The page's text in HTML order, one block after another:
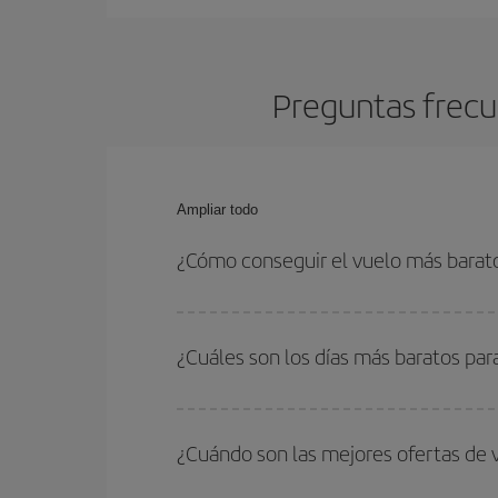
Preguntas
Ampliar todo
¿Cómo conseguir el vuelo más
fechas y horarios de ida y vuelta.
¿Cuáles son los días más baratos
quieres ir y en qué fechas habías pensado
para que puedas encontrar la mejor oferta.
¿Cuándo son las mejores ofertas de